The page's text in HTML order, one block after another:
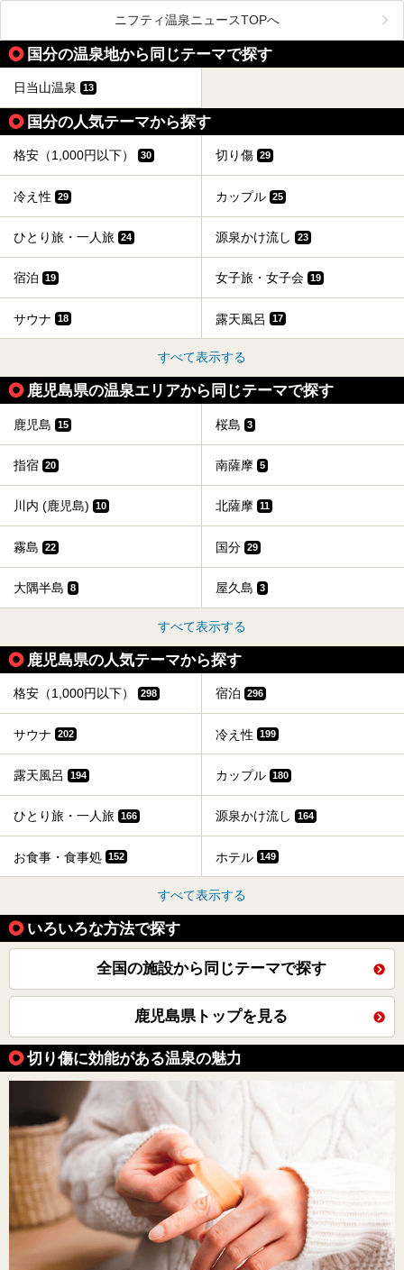
いえる存在です。2023年にいったん閉館しましたが、その
後経営が変わり、復旧作業を実施。2025年4月26日に日帰
り入浴施設としてプレオープンしました。
地訪問。リニューアルした浴室・最新情報を中心に、以前と
の相違点や注意事項などを詳細レビューします。
ニフティ温泉ニュースTOPへ
国分の温泉地から同じテーマで探す
日当山温泉 13
国分の人気テーマから探す
格安（1,000円以下） 30 切り傷 29
冷え性 29 カップル 25
ひとり旅・一人旅 24 源泉かけ流し 23
宿泊 19 女子旅・女子会 19
サウナ 18 露天風呂 17
すべて表示する
鹿児島県の温泉エリアから同じテーマで探す
鹿児島 15 桜島 3
指宿 20 南薩摩 5
川内 (鹿児島) 10 北薩摩 11
霧島 22 国分 29
大隅半島 8 屋久島 3
すべて表示する
鹿児島県の人気テーマから探す
格安（1,000円以下） 298 宿泊 296
サウナ 202 冷え性 199
露天風呂 194 カップル 180
ひとり旅・一人旅 166 源泉かけ流し 164
お食事・食事処 152 ホテル 149
すべて表示する
いろいろな方法で探す
全国の施設から同じテーマで探す
鹿児島県トップを見る
切り傷に効能がある温泉の魅力